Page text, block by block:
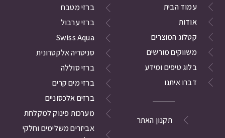
עמוד הבית
אודות
קטלוג המוצרים
משווקים מורשים
בלוג טיפים ומידע
דברו איתנו
תקנון האתר
ברזי מטבח
ברזי ערבול
Swiss Aqua
סניטריה אלקטרונית
ברזי סוללה
ברזי מים קרים
ברזים אלכסוניים
מערכות פינוק למקלחת
אביזרים משלימים וחלקי